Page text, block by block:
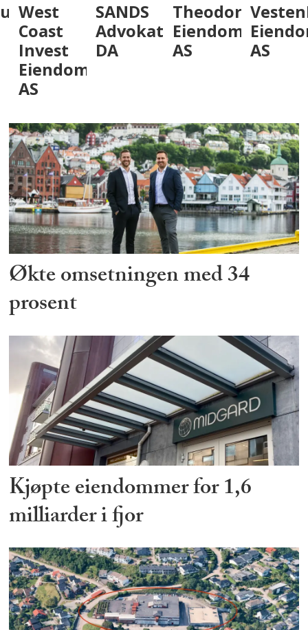
West
Coast
Invest
Eiendom
AS
SANDS
Advokatfirma
DA
Theodor
Eiendom
AS
AS
Økte omsetningen med 34
prosent
Kjøpte eiendommer for 1,6
milliarder i fjor